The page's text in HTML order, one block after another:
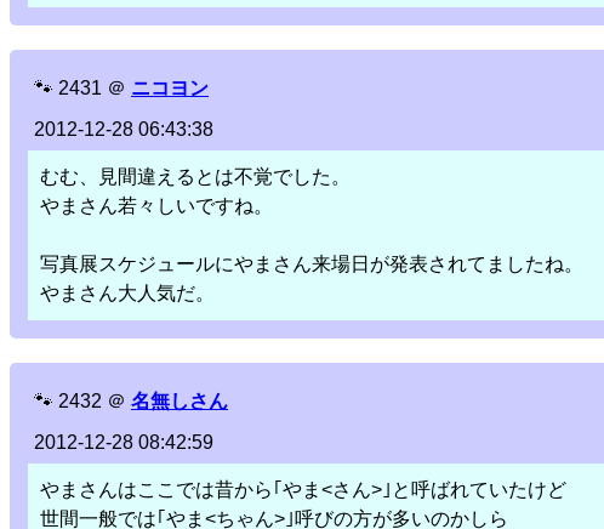
🐾 2431 ＠ ニコヨン
2012-12-28 06:43:38
むむ、見間違えるとは不覚でした。
やまさん若々しいですね。
写真展スケジュールにやまさん来場日が発表されてましたね。
やまさん大人気だ。
🐾 2432 ＠ 名無しさん
2012-12-28 08:42:59
やまさんはここでは昔から｢やま<さん>｣と呼ばれていたけど
世間一般では｢やま<ちゃん>｣呼びの方が多いのかしら